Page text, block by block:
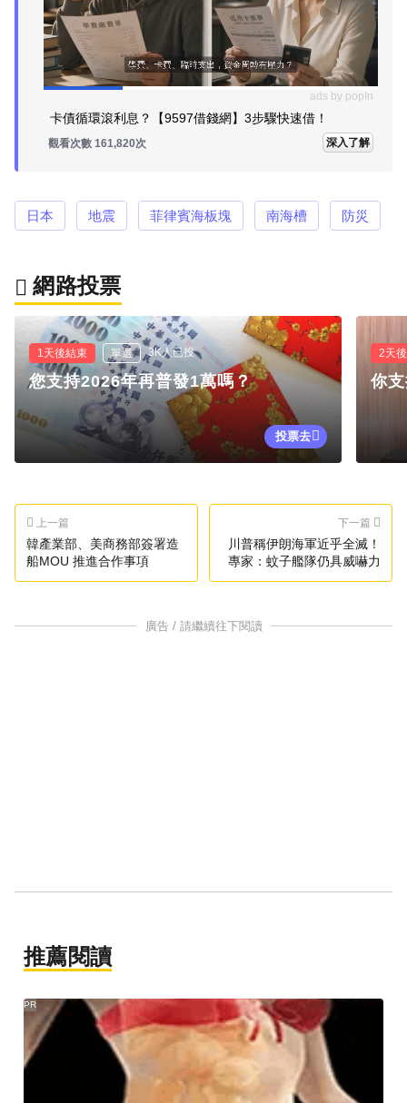
ads by popIn
卡債循環滾利息？【9597借錢網】3步驟快速借！
觀看次數 161,820次 深入了解
日本 地震 菲律賓海板塊 南海槽 防災
網路投票
1天後結束 單選 3K人已投
您支持2026年再普發1萬嗎？
投票去
2天
你
上一篇
韓產業部、美商務部簽署造
船MOU 推進合作事項
下一篇
川普稱伊朗海軍近乎全滅！
專家：蚊子艦隊仍具威嚇力
廣告 / 請繼續往下閱讀
推薦閱讀
PR